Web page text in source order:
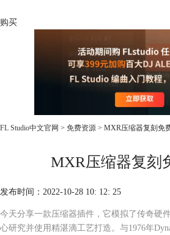
购买
FL Studio中文官网 > 免费资源 > MXR压缩器复刻免
MXR压缩器复刻
发布时间：2022-10-28 10: 12: 25
今天分享一款压缩器插件，它模拟了传奇硬
心研究并使用精湛滴工艺打造。与1976年